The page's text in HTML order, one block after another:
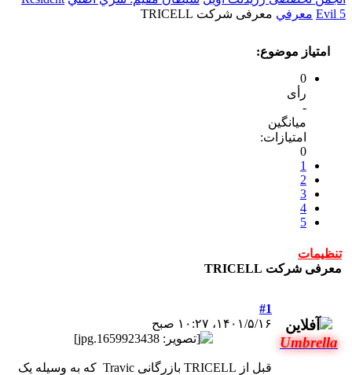
Evil 5 معرفي معرفی شرکت TRICELL
امتیاز موضوع:
0
رأی
-
میانگین
امتیازات:
0
1
2
3
4
5
تنظیمات
معرفی شرکت TRICELL
Umbrella
#1
۱۴۰۱/۵/۱۶، ۱۰:۲۷ صبح
قبل از TRICELL بازرگانی Travic که به وسیله یک